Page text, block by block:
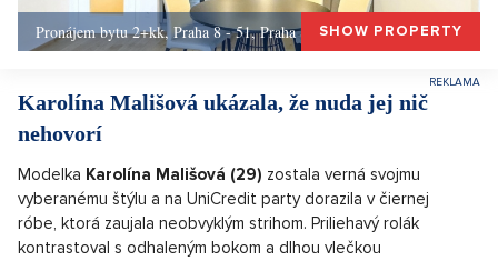
Pronájem bytu 2+kk, Praha 8 - 51, Praha 8 SHOW PROPERTY
Karolína Mališová ukázala, že nuda jej nič
nehovorí
Modelka Karolína Mališová (29) zostala verná svojmu
vyberanému štýlu a na UniCredit party dorazila v čiernej
róbe, ktorá zaujala neobvyklým strihom. Priliehavý rolák
kontrastoval s odhaleným bokom a dlhou vlečkou